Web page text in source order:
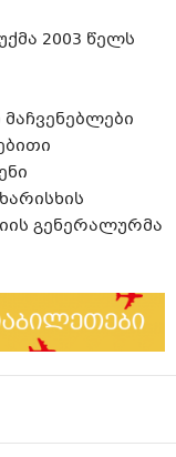
2003 წელს
მაჩვენებლები
გენერალურმა